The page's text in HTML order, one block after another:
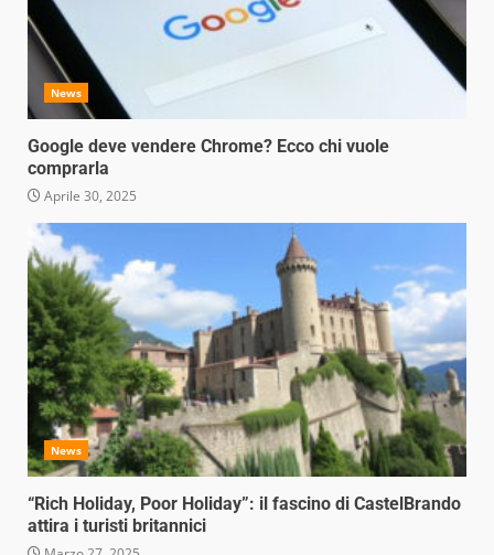
News
Google deve vendere Chrome? Ecco chi vuole
comprarla
Aprile 30, 2025
News
“Rich Holiday, Poor Holiday”: il fascino di CastelBrando
attira i turisti britannici